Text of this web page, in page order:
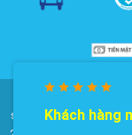
© 2010-2025 Bản
số: 0311.807.893 do Sở
Khách hàng